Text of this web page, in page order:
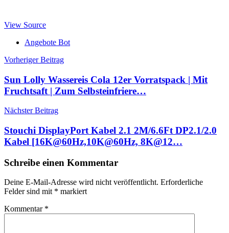
View Source
Angebote Bot
Beitragsnavigation
Vorheriger Beitrag
Sun Lolly Wassereis Cola 12er Vorratspack | Mit
Fruchtsaft | Zum Selbsteinfriere…
Nächster Beitrag
Stouchi DisplayPort Kabel 2.1 2M/6.6Ft DP2.1/2.0
Kabel [16K@60Hz,10K@60Hz, 8K@12…
Schreibe einen Kommentar
Deine E-Mail-Adresse wird nicht veröffentlicht. Erforderliche
Felder sind mit * markiert
Kommentar *